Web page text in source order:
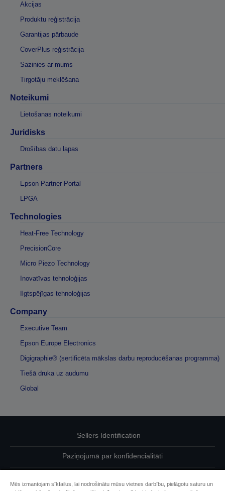
Akcijas
Produktu reģistrācija
Garantijas pārbaude
CoverPlus reģistrācija
Sazinies ar mums
Tirgotāju meklēšana
Noteikumi
Lietošanas noteikumi
Juridisks
Drošības datu lapas
Partners
Epson Partner Portal
LPGA
Technologies
Heat-Free Technology
PrecisionCore
Micro Piezo Technology
Inovatīvas tehnoloģijas
Ilgtspējīgas tehnoloģijas
Company
Executive Team
Epson Europe Electronics
Digigraphie® (sertificēta mākslas darbu reproducēšanas programma)
Tiešā druka uz audumu
Global
Sellers Identification
Paziņojumā par konfidencialitāti
Mēs izmantojam sīkfailus, lai nodrošinātu mūsu vietnes darbību, pielāgotu saturu un